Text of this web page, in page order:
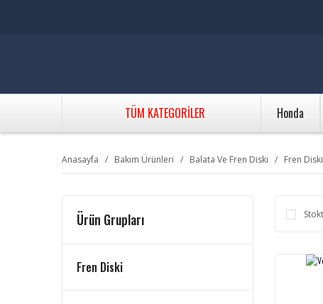
TÜM KATEGORİLER Honda
Anasayfa Bakım Ürünleri Balata Ve Fren Diski Fren Diski
Ürün Grupları
Fren Diski